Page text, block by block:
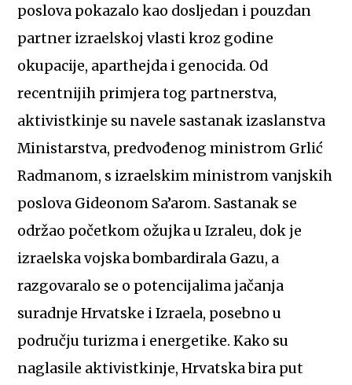
poslova pokazalo kao dosljedan i pouzdan
partner izraelskoj vlasti kroz godine
okupacije, aparthejda i genocida. Od
recentnijih primjera tog partnerstva,
aktivistkinje su navele sastanak izaslanstva
Ministarstva, predvođenog ministrom Grlić
Radmanom, s izraelskim ministrom vanjskih
poslova Gideonom Sa’arom. Sastanak se
održao početkom ožujka u Izraleu, dok je
izraelska vojska bombardirala Gazu, a
razgovaralo se o potencijalima jačanja
suradnje Hrvatske i Izraela, posebno u
području turizma i energetike. Kako su
naglasile aktivistkinje, Hrvatska bira put